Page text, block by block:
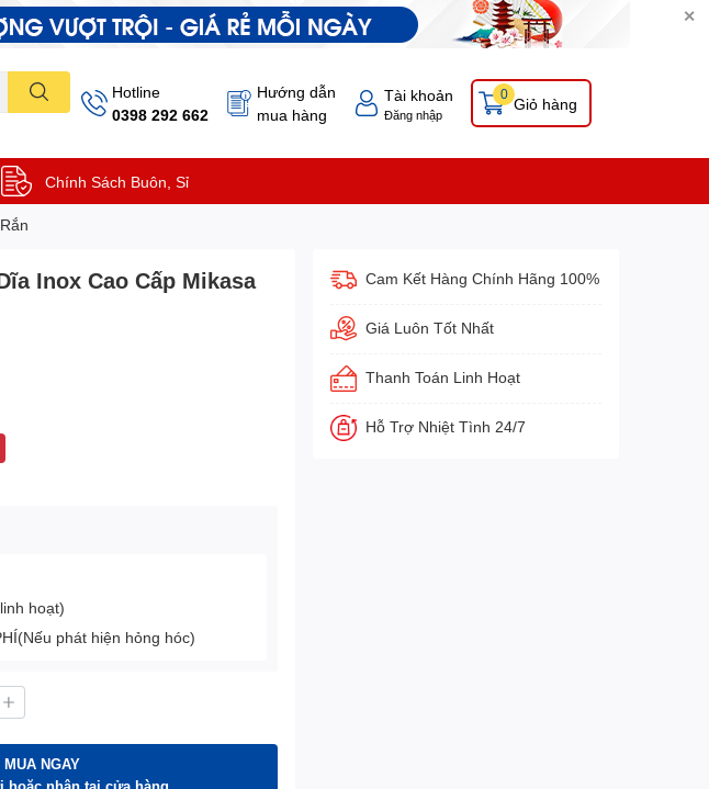
✕
Hotline
0398 292 662
Hướng dẫn
mua hàng
Tài khoản
Đăng nhập
Giỏ hàng
0
Chính Sách Buôn, Sỉ
Inox Cao Cấp Mikasa
hoạt)
phát hiện hỏng hóc)
MUA NGAY
hoặc nhận tại cửa hàng
Cam Kết Hàng Chính Hãng 100%
Giá Luôn Tốt Nhất
Thanh Toán Linh Hoạt
Hỗ Trợ Nhiệt Tình 24/7